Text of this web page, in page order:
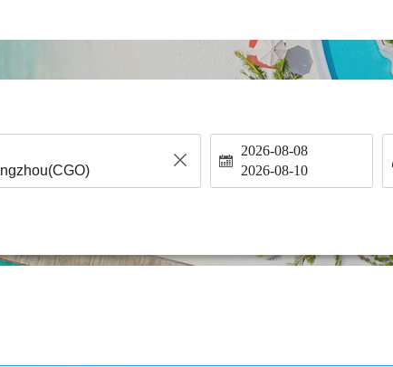
2026-08-08
2026-08-10